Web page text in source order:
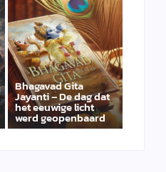
Bhagavad Gita
Jayanti – De dag dat
het eeuwige licht
werd geopenbaard